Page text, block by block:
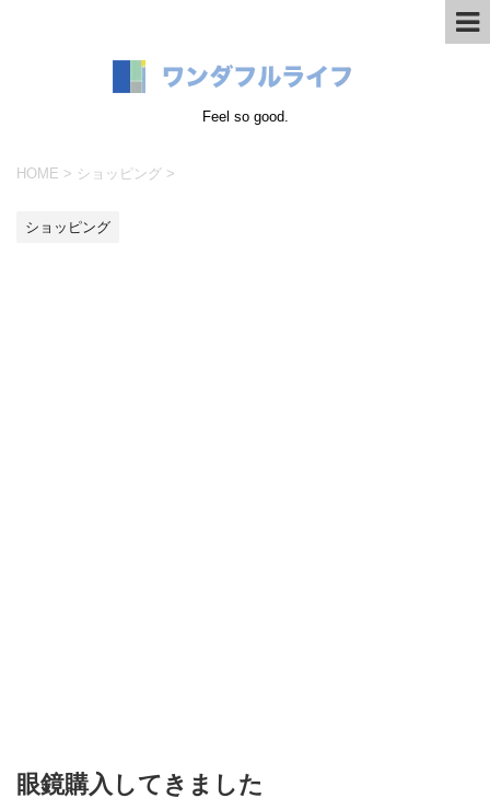
Feel so good.
HOME > ショッピング >
ショッピング
眼鏡購入してきました